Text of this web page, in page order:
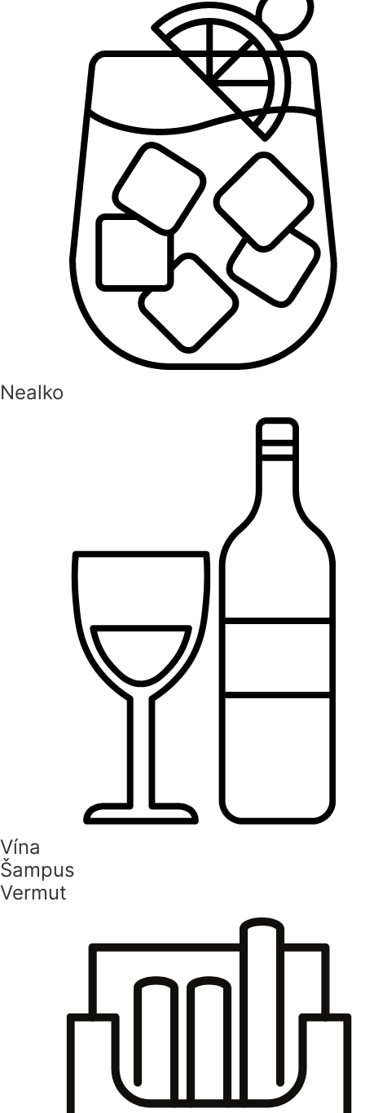
Nealko
Vína
Šampus
Vermut